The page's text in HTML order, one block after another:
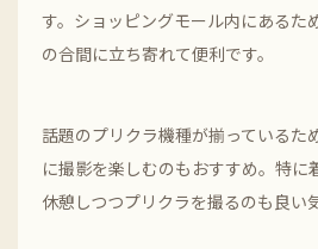
す。ショッピングモール内にあるた
の合間に立ち寄れて便利です。
話題のプリクラ機種が揃っているた
に撮影を楽しむのもおすすめ。特に
休憩しつつプリクラを撮るのも良い